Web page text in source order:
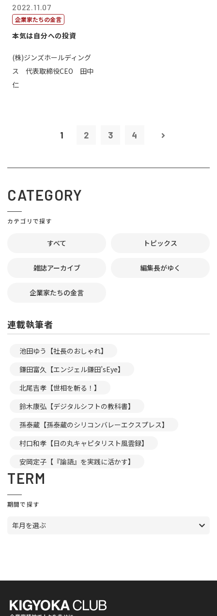
2022.11.07
企業家たちの金言
本気は自分への投資
(株)ジンズホールディング
ス 代表取締役CEO 田中
仁
1 2 3 4
CATEGORY
カテゴリで探す
すべて トピックス
雑誌アーカイブ 編集長がゆく
企業家たちの金言
連載執筆者
池田ゆう【社長のおしゃれ】
鎌田富久【エンジェル鎌田’sEye】
北尾吉孝【世相を斬る！】
鈴木康弘【デジタルシフトの教科書】
孫泰蔵【孫泰蔵のシリコンバレーエクスプレス】
村口和孝【日の丸キャピタリスト風雲録】
安岡定子【『論語』を実践に活かす】
TERM
期間で探す
年月を選ぶ